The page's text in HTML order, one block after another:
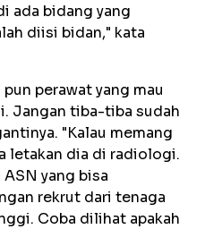
ada bidang yang
diisi bidan," kata
perawat yang mau
Jangan tiba-tiba sudah
"Kalau memang
letakan dia di radiologi.
yang bisa
rekrut dari tenaga
Coba dilihat apakah